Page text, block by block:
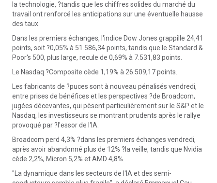
la technologie, ?tandis que les chiffres solides du marché du
travail ont renforcé les anticipations sur une éventuelle hausse
des taux.
Dans les premiers échanges, l'indice Dow Jones grappille 24,41
points, soit ?0,05% à 51.586,34 points, tandis que le Standard &
Poor's 500, plus large, recule de 0,69% à 7.531,83 points.
Le Nasdaq ?Composite cède 1,19% à 26.509,17 points.
Les fabricants de ?puces sont à nouveau pénalisés vendredi,
entre prises de bénéfices et les perspectives ?de Broadcom,
jugées décevantes, qui pèsent particulièrement sur le S&P et le
Nasdaq, les investisseurs se montrant prudents après le rallye
provoqué par ?l'essor de l'IA.
Broadcom perd 4,3% ?dans les premiers échanges vendredi,
après avoir abandonné plus de 12% ?la veille, tandis que Nvidia
cède 2,2%, Micron 5,2% et AMD 4,8%.
"La dynamique dans les secteurs de l'IA et des semi-